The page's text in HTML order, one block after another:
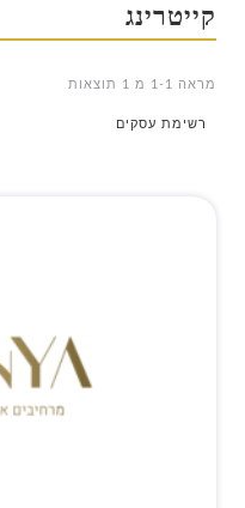
קייטרינג
מראה 1-1 מ 1 תוצאות
רשימת עסקים